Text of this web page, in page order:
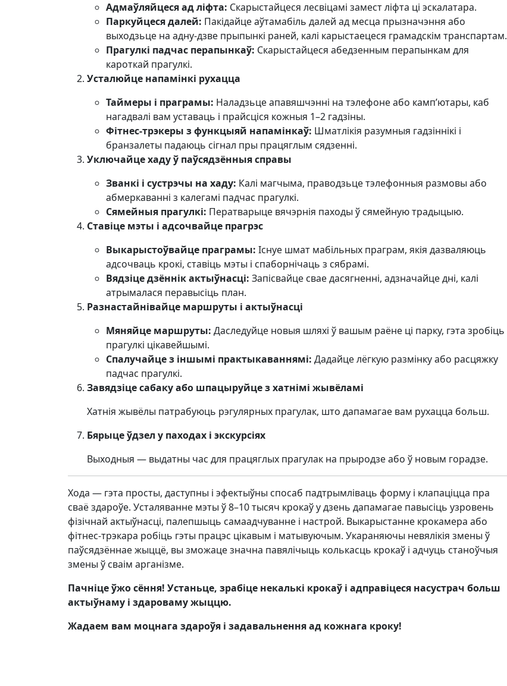
Адмаўляйцеся ад ліфта: Скарыстайцеся лесвіцамі замест ліфта ці эскалатара.
Паркуйцеся далей: Пакідайце аўтамабіль далей ад месца прызначэння або
выходзьце на адну-дзве прыпынкі раней, калі карыстаецеся грамадскім транспартам.
Прагулкі падчас перапынкаў: Скарыстайцеся абедзенным перапынкам для
кароткай прагулкі.
Усталюйце напамінкі рухацца
Таймеры і праграмы: Наладзьце апавяшчэнні на тэлефоне або камп’ютары, каб
нагадвалі вам уставаць і прайсціся кожныя 1–2 гадзіны.
Фітнес-трэкеры з функцыяй напамінкаў: Шматлікія разумныя гадзіннікі і
бранзалеты падаюць сігнал пры працяглым сядзенні.
Уключайце хаду ў паўсядзённыя справы
Званкі і сустрэчы на хаду: Калі магчыма, праводзьце тэлефонныя размовы або
абмеркаванні з калегамі падчас прагулкі.
Сямейныя прагулкі: Ператварыце вячэрнія паходы ў сямейную традыцыю.
Ставіце мэты і адсочвайце прагрэс
Выкарыстоўвайце праграмы: Існуе шмат мабільных праграм, якія дазваляюць
адсочваць крокі, ставіць мэты і спаборнічаць з сябрамі.
Вядзіце дзённік актыўнасці: Запісвайце свае дасягненні, адзначайце дні, калі
атрымалася перавысіць план.
Разнастайнівайце маршруты і актыўнасці
Мяняйце маршруты: Даследуйце новыя шляхі ў вашым раёне ці парку, гэта зробіць
прагулкі цікавейшымі.
Спалучайце з іншымі практыкаваннямі: Дадайце лёгкую размінку або расцяжку
падчас прагулкі.
Завядзіце сабаку або шпацыруйце з хатнімі жывёламі
Хатнія жывёлы патрабуюць рэгулярных прагулак, што дапамагае вам рухацца больш.
Бярыце ўдзел у паходах і экскурсіях
Выходныя — выдатны час для працяглых прагулак на прыродзе або ў новым горадзе.
Хода — гэта просты, даступны і эфектыўны спосаб падтрымліваць форму і клапаціцца пра
сваё здароўе. Усталяванне мэты ў 8–10 тысяч крокаў у дзень дапамагае павысіць узровень
фізічнай актыўнасці, палепшыць самаадчуванне і настрой. Выкарыстанне крокамера або
фітнес-трэкара робіць гэты працэс цікавым і матывуючым. Укараняючы невялікія змены ў
паўсядзённае жыццё, вы зможаце значна павялічыць колькасць крокаў і адчуць станоўчыя
змены ў сваім арганізме.
Пачніце ўжо сёння! Устаньце, зрабіце некалькі крокаў і адправіцеся насустрач больш
актыўнаму і здароваму жыццю.
Жадаем вам моцнага здароўя і задавальнення ад кожнага кроку!